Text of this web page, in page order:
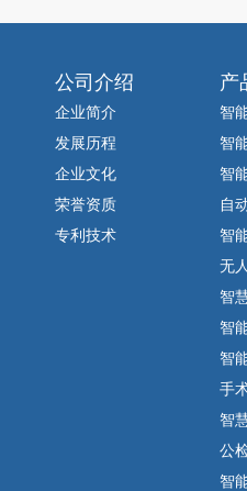
公司介绍
企业简介
发展历程
企业文化
荣誉资质
专利技术
产
智
智
智
自
智
无
智
智
智
手
智
公
智